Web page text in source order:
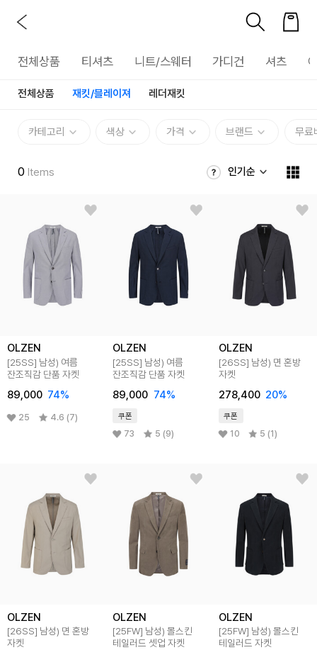
전체상품 티셔츠 니트/스웨터 가디건 셔츠
전체상품 재킷/블레이져 레더재킷
카테고리 색상 가격 브랜드 무료
0 Items 인기순
OLZEN
[25SS] 남성) 여름
잔조직감 단품 자켓
89,000 74%
25 4.6 (7)
OLZEN
[25SS] 남성) 여름
잔조직감 단품 자켓
89,000 74%
쿠폰
73 5 (9)
OLZEN
[26SS] 남성) 면 혼방
자켓
278,400 20%
쿠폰
10 5 (1)
OLZEN
[26SS] 남성) 면 혼방
자켓
OLZEN
[25FW] 남성) 몰스킨
테일러드 셋업 자켓
OLZEN
[25FW] 남성) 몰스킨
테일러드 자켓